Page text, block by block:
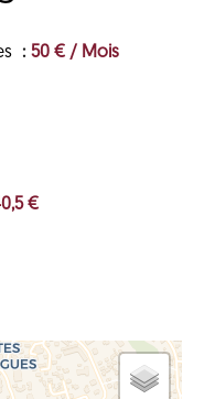
50 € / Mois
€